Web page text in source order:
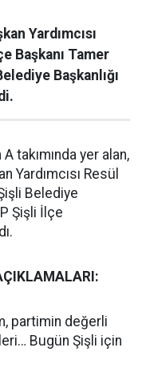
Yardımcısı
Başkanı Tamer
Başkanlığı
takımında yer alan,
Resül
Belediye
Şişli İlçe
partimin değerli
Bugün Şişli için